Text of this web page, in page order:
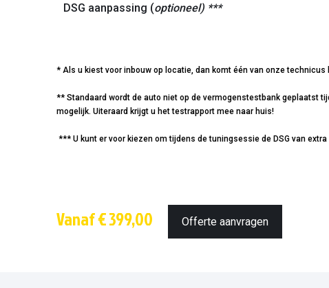
DSG aanpassing (optioneel) ***
* Als u kiest voor inbouw op locatie, dan komt één van onze
** Standaard wordt de auto niet op de vermogenstestbank geplaatst
mogelijk. Uiteraard krijgt u het testrapport mee naar huis!
*** U kunt er voor kiezen om tijdens de tuningsessie de DSG van
Vanaf € 399,00 Offerte aanvragen